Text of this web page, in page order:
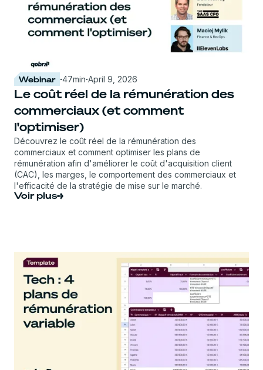
Webinar ·47min·April 9, 2026
Le coût réel de la rémunération des
commerciaux (et comment
l'optimiser)
Découvrez le coût réel de la rémunération des
commerciaux et comment optimiser les plans de
rémunération afin d'améliorer le coût d'acquisition client
(CAC), les marges, le comportement des commerciaux et
l'efficacité de la stratégie de mise sur le marché.
Voir plus